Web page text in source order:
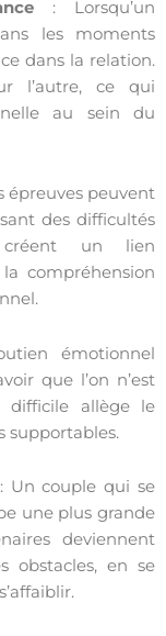
: Lorsqu’un
les moments
dans la relation.
l’autre, ce qui
au sein du
épreuves peuvent
des difficultés
créent un lien
compréhension
émotionnel
que l’on n’est
difficile allège le
supportables.
: Un couple qui se
une plus grande
deviennent
obstacles, en se